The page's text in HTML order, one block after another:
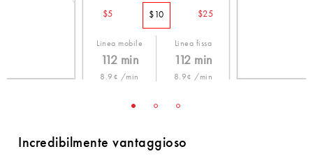
$5 $10 $25
Linea mobile
112 min
8.9¢ /min
Linea fissa
112 min
8.9¢ /min
Incredibilmente vantaggioso